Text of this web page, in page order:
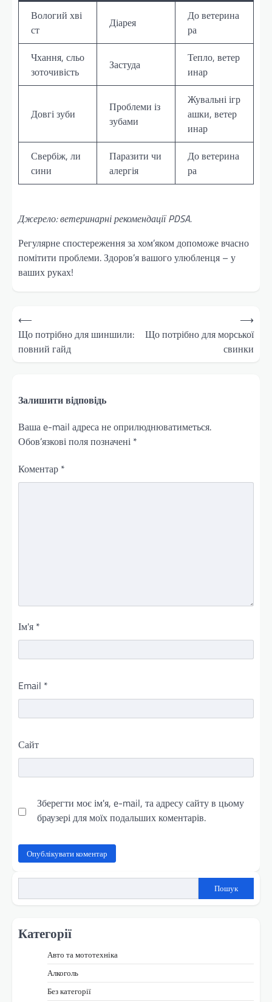
Вологий хві
ст
Діарея
До ветерина
ра
Чхання, сльо
зоточивість
Застуда
Тепло, ветер
инар
Довгі зуби
Проблеми із
зубами
Жувальні ігр
ашки, ветер
инар
Свербіж, ли
сини
Паразити чи
алергія
До ветерина
ра
Джерело: ветеринарні рекомендації PDSA.
Регулярне спостереження за хом’яком допоможе вчасно
помітити проблеми. Здоров’я вашого улюбленця – у
ваших руках!
Навігація
записів
⟵
Що потрібно для шиншили:
повний гайд
Що потрібно для морської
свинки
⟶
Залишити відповідь
Ваша e-mail адреса не оприлюднюватиметься.
Обов’язкові поля позначені *
Коментар *
Ім'я *
Email *
Сайт
Зберегти моє ім'я, e-mail, та адресу сайту в цьому
браузері для моїх подальших коментарів.
Пошук
Категорії
Авто та мототехніка
Алкоголь
Без категорії